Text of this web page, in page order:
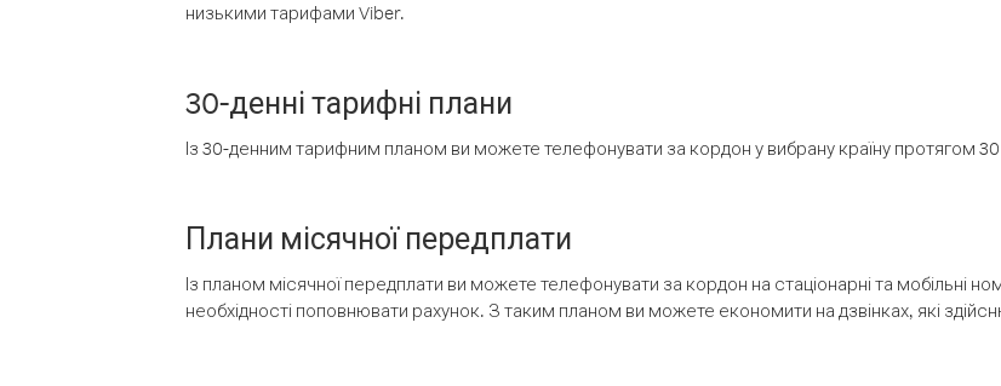
низькими тарифами Viber.
30-денні тарифні плани
Із 30-денним тарифним планом ви можете телефонувати за кордон у вибрану країну протягом
Плани місячної передплати
Із планом місячної передплати ви можете телефонувати за кордон на стаціонарні та мобільні
необхідності поповнювати рахунок. З таким планом ви можете економити на дзвінках, які